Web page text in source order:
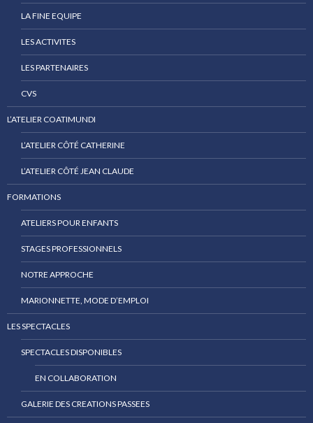
LA FINE EQUIPE
LES ACTIVITES
LES PARTENAIRES
CVS
L’ATELIER COATIMUNDI
L’ATELIER CÔTÉ CATHERINE
L’ATELIER CÔTÉ JEAN CLAUDE
FORMATIONS
ATELIERS POUR ENFANTS
STAGES PROFESSIONNELS
NOTRE APPROCHE
MARIONNETTE, MODE D’EMPLOI
LES SPECTACLES
SPECTACLES DISPONIBLES
EN COLLABORATION
GALERIE DES CREATIONS PASSEES